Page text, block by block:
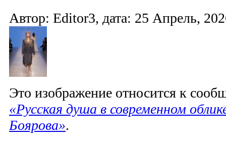
Автор: Editor3, дата: 25 Апрель,
Это изображение относится к
«Русская душа в современном
Боярова».